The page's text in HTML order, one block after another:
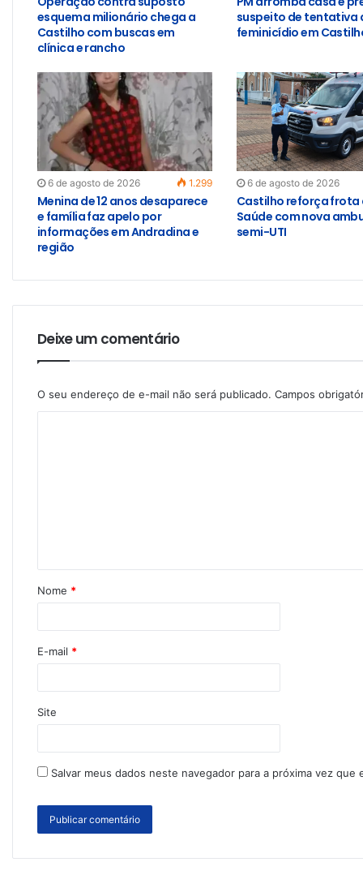
esquema milionário chega a
Castilho com buscas em
clínica e rancho
suspeito de tentativa
feminicídio em
6 de agosto de 2026 1.299
Menina de 12 anos desaparece
e família faz apelo por
informações em Andradina e
região
6 de agosto de 2026
Castilho reforça frota
Saúde com nova
semi-UTI
Deixe um comentário
O seu endereço de e-mail não será publicado. Campos
Nome *
E-mail *
Site
Salvar meus dados neste navegador para a próxima vez que